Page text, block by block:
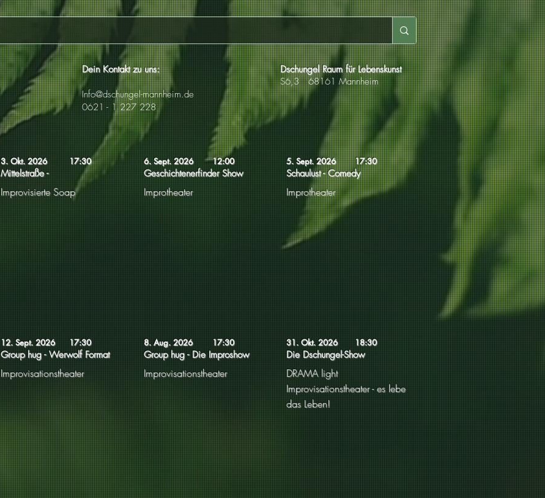
Dein Kontakt zu uns:
Info@dschungel-mannheim.de
0621 - 1 227 228
Dschungel Raum für Lebenskunst
S6,3 68161 Mannheim
5. Sept. 2026
Schaulust - Comedy
17:30
Improtheater
31. Okt. 2026
Die Dschungel-Show
18:30
DRAMA light
Improvisationstheater - es lebe
das Leben!
6. Sept. 2026
Geschichtenerfinder Show
12:00
Improtheater
8. Aug. 2026
Group hug - Die Improshow
17:30
Improvisationstheater
3. Okt. 2026
Mittelstraße -
17:30
Improvisierte Soap
12. Sept. 2026
Group hug - Werwolf Format
17:30
Improvisationstheater